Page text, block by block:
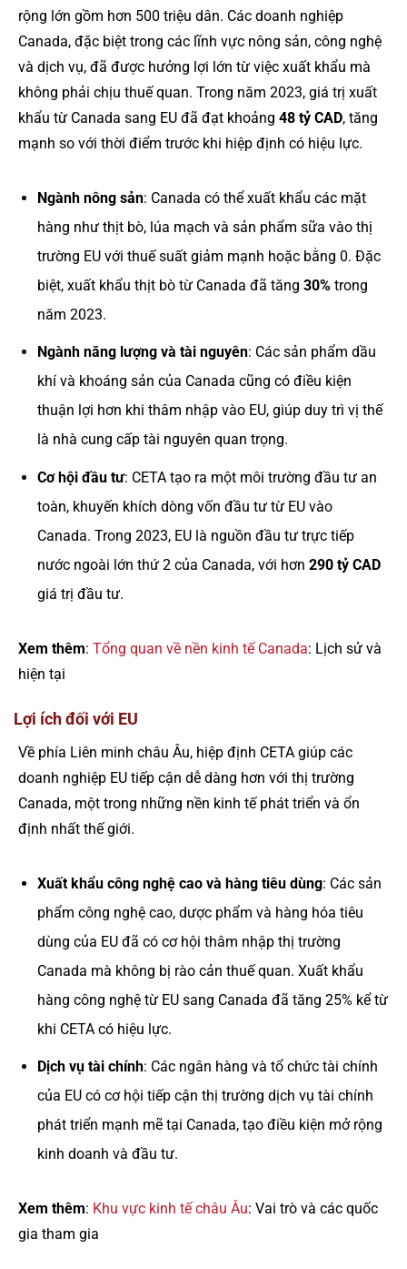
rộng lớn gồm hơn 500 triệu dân. Các doanh nghiệp
Canada, đặc biệt trong các lĩnh vực nông sản, công nghệ
và dịch vụ, đã được hưởng lợi lớn từ việc xuất khẩu mà
không phải chịu thuế quan. Trong năm 2023, giá trị xuất
khẩu từ Canada sang EU đã đạt khoảng 48 tỷ CAD, tăng
mạnh so với thời điểm trước khi hiệp định có hiệu lực.
Ngành nông sản: Canada có thể xuất khẩu các mặt
hàng như thịt bò, lúa mạch và sản phẩm sữa vào thị
trường EU với thuế suất giảm mạnh hoặc bằng 0. Đặc
biệt, xuất khẩu thịt bò từ Canada đã tăng 30%trong
năm 2023.
Ngành năng lượng và tài nguyên: Các sản phẩm dầu
khí và khoáng sản của Canada cũng có điều kiện
thuận lợi hơn khi thâm nhập vào EU, giúp duy trì vị thế
là nhà cung cấp tài nguyên quan trọng.
Cơ hội đầu tư: CETA tạo ra một môi trường đầu tư an
toàn, khuyến khích dòng vốn đầu tư từ EU vào
Canada. Trong 2023, EU là nguồn đầu tư trực tiếp
nước ngoài lớn thứ 2 của Canada, với hơn 290 tỷ CAD
giá trị đầu tư.
Xem thêm: Tổng quan về nền kinh tế Canada: Lịch sử và
hiện tại
Lợi ích đối với EU
Về phía Liên minh châu Âu, hiệp định CETA giúp các
doanh nghiệp EU tiếp cận dễ dàng hơn với thị trường
Canada, một trong những nền kinh tế phát triển và ổn
định nhất thế giới.
Xuất khẩu công nghệ cao và hàng tiêu dùng: Các sản
phẩm công nghệ cao, dược phẩm và hàng hóa tiêu
dùng của EU đã có cơ hội thâm nhập thị trường
Canada mà không bị rào cản thuế quan. Xuất khẩu
hàng công nghệ từ EU sang Canada đã tăng 25% kể từ
khi CETA có hiệu lực.
Dịch vụ tài chính: Các ngân hàng và tổ chức tài chính
của EU có cơ hội tiếp cận thị trường dịch vụ tài chính
phát triển mạnh mẽ tại Canada, tạo điều kiện mở rộng
kinh doanh và đầu tư.
Xem thêm: Khu vực kinh tế châu Âu: Vai trò và các quốc
gia tham gia